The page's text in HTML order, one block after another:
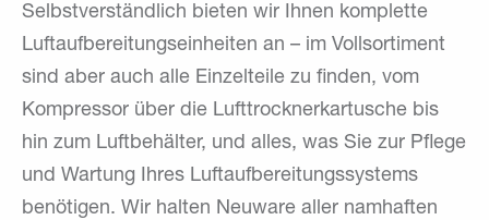
Selbstverständlich bieten wir Ihnen komplette
Luftaufbereitungseinheiten an – im Vollsortiment
sind aber auch alle Einzelteile zu finden, vom
Kompressor über die Lufttrocknerkartusche bis
hin zum Luftbehälter, und alles, was Sie zur Pflege
und Wartung Ihres Luftaufbereitungssystems
benötigen. Wir halten Neuware aller namhaften